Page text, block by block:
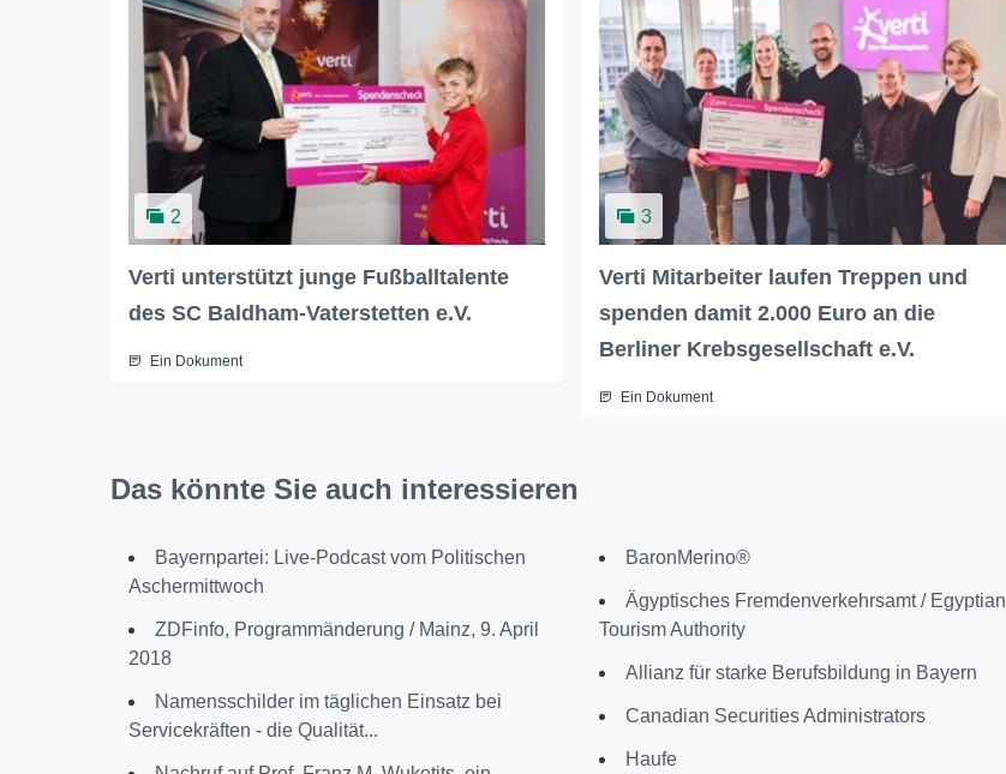
2
Verti unterstützt junge Fußballtalente
des SC Baldham-Vaterstetten e.V.
Ein Dokument
3
Verti Mitarbeiter laufen Treppen und
spenden damit 2.000 Euro an die
Berliner Krebsgesellschaft e.V.
Ein Dokument
Das könnte Sie auch interessieren
Bayernpartei: Live-Podcast vom Politischen
Aschermittwoch
ZDFinfo, Programmänderung / Mainz, 9. April
2018
Namensschilder im täglichen Einsatz bei
Servicekräften - die Qualität...
BaronMerino®
Ägyptisches Fremdenverkehrsamt / Egyptian
Tourism Authority
Allianz für starke Berufsbildung in Bayern
Canadian Securities Administrators
Haufe